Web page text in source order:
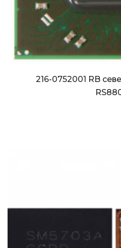
216-0752001 RB